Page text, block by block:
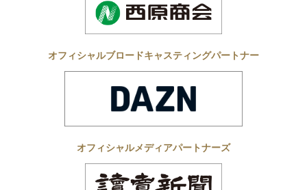
オフィシャルブロードキャスティングパートナー
オフィシャルメディアパートナーズ